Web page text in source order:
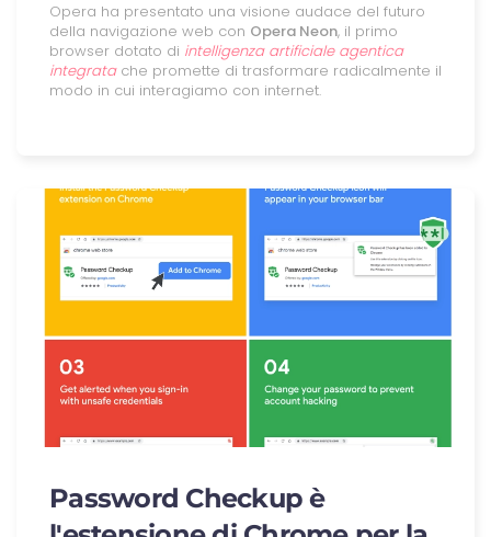
Opera ha presentato una visione audace del futuro
della navigazione web con Opera Neon, il primo
browser dotato di intelligenza artificiale agentica
integratache promette di trasformare radicalmente il
modo in cui interagiamo con internet.
Password Checkup è